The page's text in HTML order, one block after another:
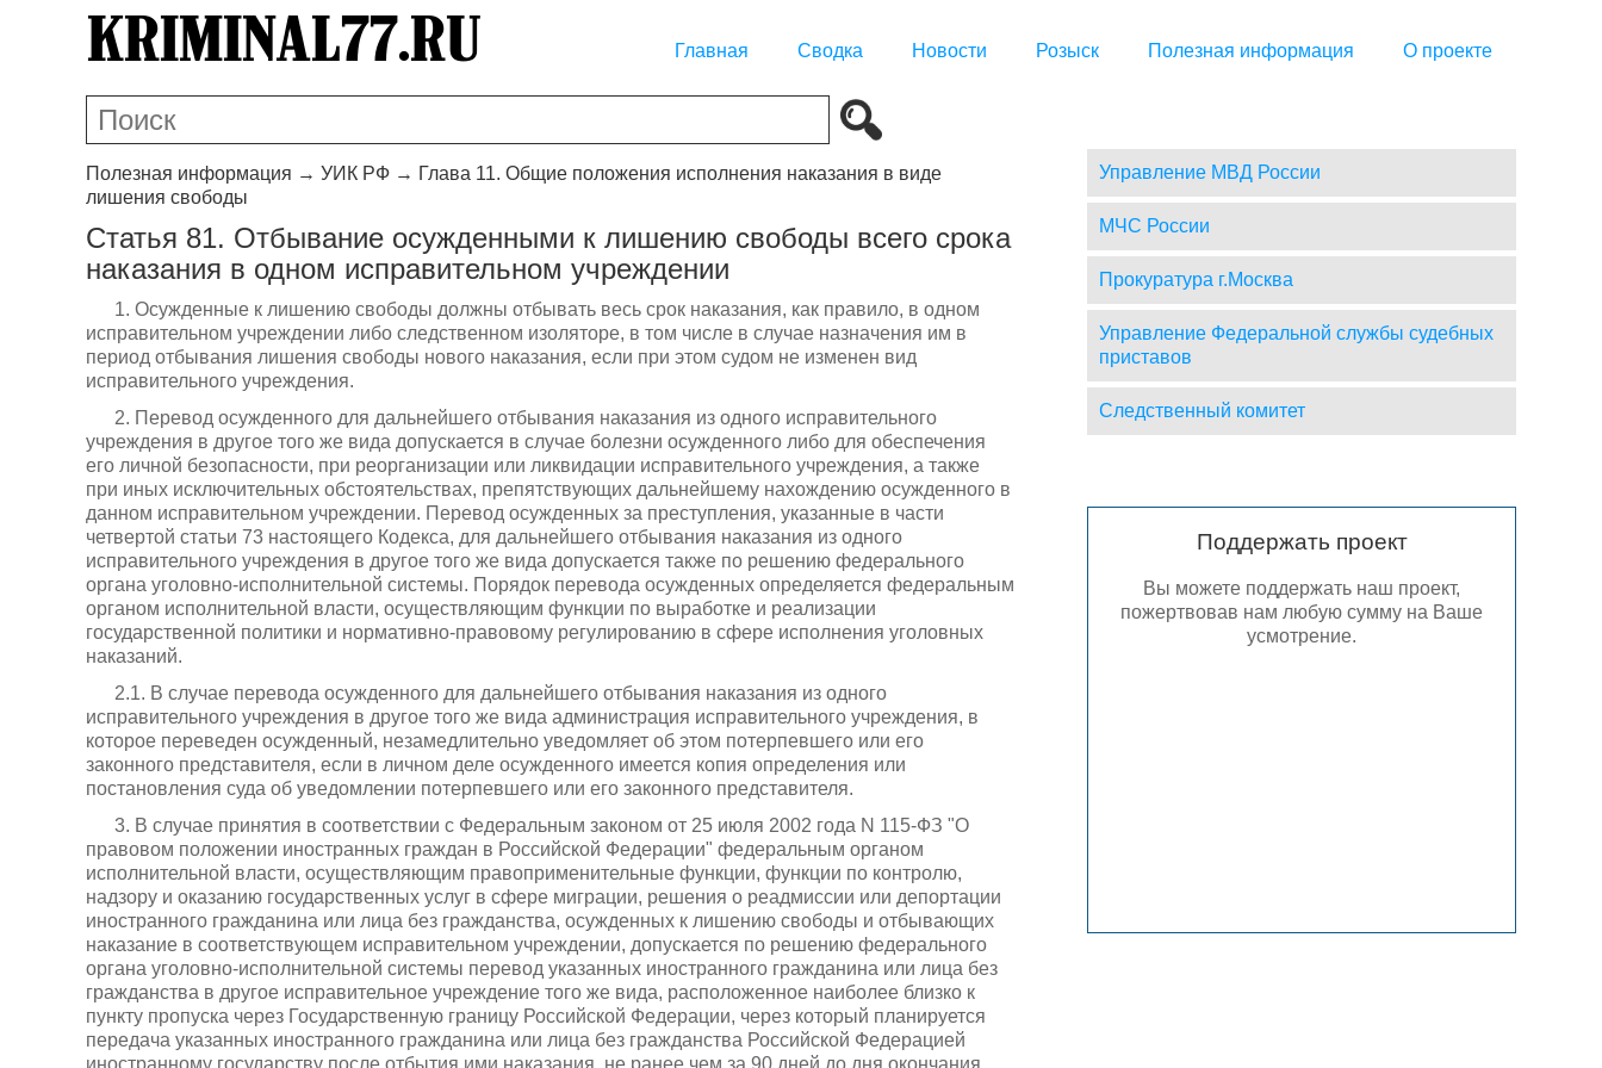
Главная Сводка Новости Розыск Полезная информация О проекте
Полезная информация → УИК РФ → Глава 11. Общие положения исполнения наказания в виде
лишения свободы
Статья 81. Отбывание осужденными к лишению свободы всего срока
наказания в одном исправительном учреждении
1. Осужденные к лишению свободы должны отбывать весь срок наказания, как правило, в одном
исправительном учреждении либо следственном изоляторе, в том числе в случае назначения им в
период отбывания лишения свободы нового наказания, если при этом судом не изменен вид
исправительного учреждения.
2. Перевод осужденного для дальнейшего отбывания наказания из одного исправительного
учреждения в другое того же вида допускается в случае болезни осужденного либо для обеспечения
его личной безопасности, при реорганизации или ликвидации исправительного учреждения, а также
при иных исключительных обстоятельствах, препятствующих дальнейшему нахождению осужденного в
данном исправительном учреждении. Перевод осужденных за преступления, указанные в части
четвертой статьи 73 настоящего Кодекса, для дальнейшего отбывания наказания из одного
исправительного учреждения в другое того же вида допускается также по решению федерального
органа уголовно-исполнительной системы. Порядок перевода осужденных определяется федеральным
органом исполнительной власти, осуществляющим функции по выработке и реализации
государственной политики и нормативно-правовому регулированию в сфере исполнения уголовных
наказаний.
2.1. В случае перевода осужденного для дальнейшего отбывания наказания из одного
исправительного учреждения в другое того же вида администрация исправительного учреждения, в
которое переведен осужденный, незамедлительно уведомляет об этом потерпевшего или его
законного представителя, если в личном деле осужденного имеется копия определения или
постановления суда об уведомлении потерпевшего или его законного представителя.
3. В случае принятия в соответствии с Федеральным законом от 25 июля 2002 года N 115-ФЗ "О
правовом положении иностранных граждан в Российской Федерации" федеральным органом
исполнительной власти, осуществляющим правоприменительные функции, функции по контролю,
надзору и оказанию государственных услуг в сфере миграции, решения о реадмиссии или депортации
иностранного гражданина или лица без гражданства, осужденных к лишению свободы и отбывающих
наказание в соответствующем исправительном учреждении, допускается по решению федерального
органа уголовно-исполнительной системы перевод указанных иностранного гражданина или лица без
гражданства в другое исправительное учреждение того же вида, расположенное наиболее близко к
пункту пропуска через Государственную границу Российской Федерации, через который планируется
передача указанных иностранного гражданина или лица без гражданства Российской Федерацией
Управление МВД России
МЧС России
Прокуратура г.Москва
Управление Федеральной службы судебных
приставов
Следственный комитет
Поддержать проект
Вы можете поддержать наш проект,
пожертвовав нам любую сумму на Ваше
усмотрение.